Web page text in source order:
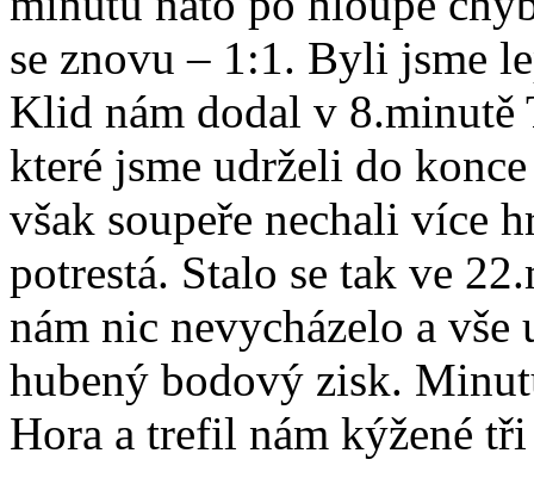
se znovu – 1:1. Byli jsme
Klid nám dodal v
které jsme udrželi do
však soupeře nechali více
potrestá. Stalo se tak ve
nám nic nevycházelo a vše
hubený bodový zisk.
Hora a trefil nám kýžené